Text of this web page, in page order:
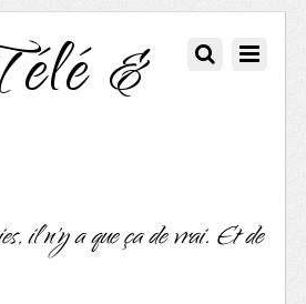
&
il n'y a que ça de vrai. Et de